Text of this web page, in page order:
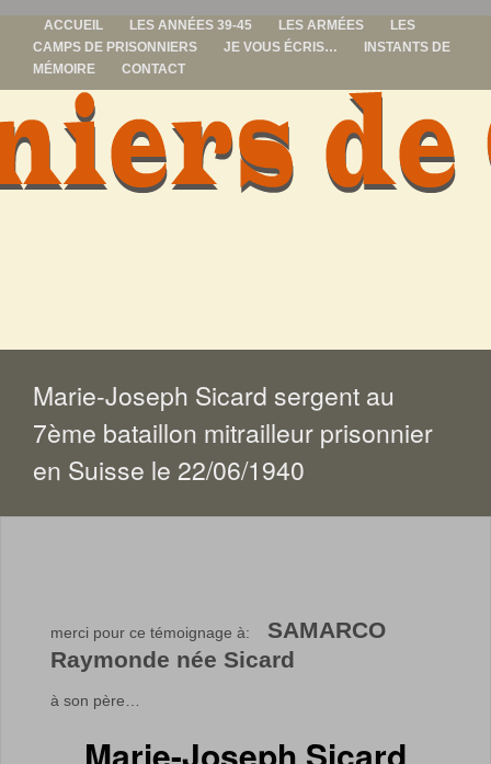
ACCUEIL LES ANNÉES 39-45 LES ARMÉES
LES
CAMPS DE PRISONNIERS
JE VOUS ÉCRIS…
INSTANTS DE
MÉMOIRE
CONTACT
prisonniers de
Marie-Joseph Sicard sergent au
7ème bataillon mitrailleur prisonnier
en Suisse le 22/06/1940
merci pour ce témoignage à: SAMARCO
Raymonde née Sicard
à son père…